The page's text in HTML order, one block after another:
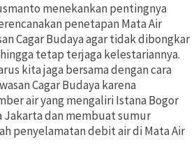
menekankan pentingnya
penetapan Mata Air
Cagar Budaya agar tidak dibongkar
tetap terjaga kelestariannya.
kita jaga bersama dengan cara
Cagar Budaya karena
air yang mengaliri Istana Bogor
Jakarta dan membuat sumur
penyelamatan debit air di Mata Air